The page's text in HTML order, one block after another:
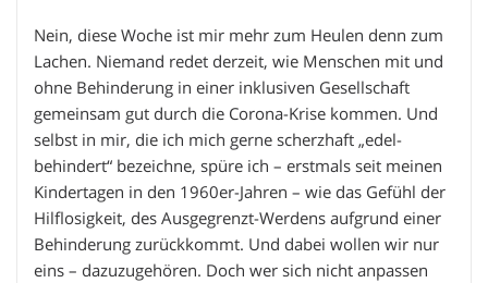
Nein, diese Woche ist mir mehr zum Heulen denn zum
Lachen. Niemand redet derzeit, wie Menschen mit und
ohne Behinderung in einer inklusiven Gesellschaft
gemeinsam gut durch die Corona-Krise kommen. Und
selbst in mir, die ich mich gerne scherzhaft „edel-
behindert“ bezeichne, spüre ich – erstmals seit meinen
Kindertagen in den 1960er-Jahren – wie das Gefühl der
Hilflosigkeit, des Ausgegrenzt-Werdens aufgrund einer
Behinderung zurückkommt. Und dabei wollen wir nur
eins – dazuzugehören. Doch wer sich nicht anpassen